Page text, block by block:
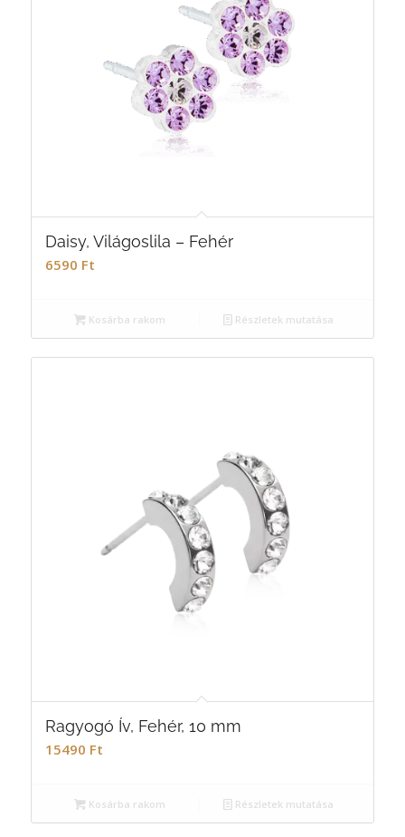
Daisy, Világoslila – Fehér
6590 Ft
Kosárba rakom Részletek mutatása
Ragyogó Ív, Fehér, 10 mm
15490 Ft
Kosárba rakom Részletek mutatása